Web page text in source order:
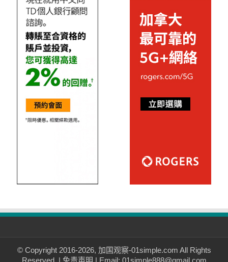
© Copyright 2016-2026, 加国观察-01simple.com All Rights